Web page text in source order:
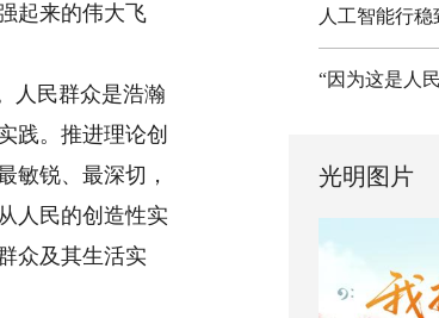
起来的伟大飞
人民群众是浩瀚
践。推进理论创
敏锐、最深切，
人民的创造性实
众及其生活实
人工智能行稳
“因为这是人
光明图片